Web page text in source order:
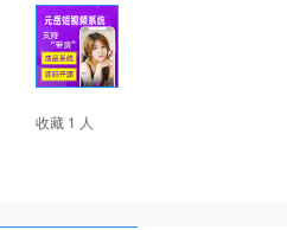
收藏 1 人